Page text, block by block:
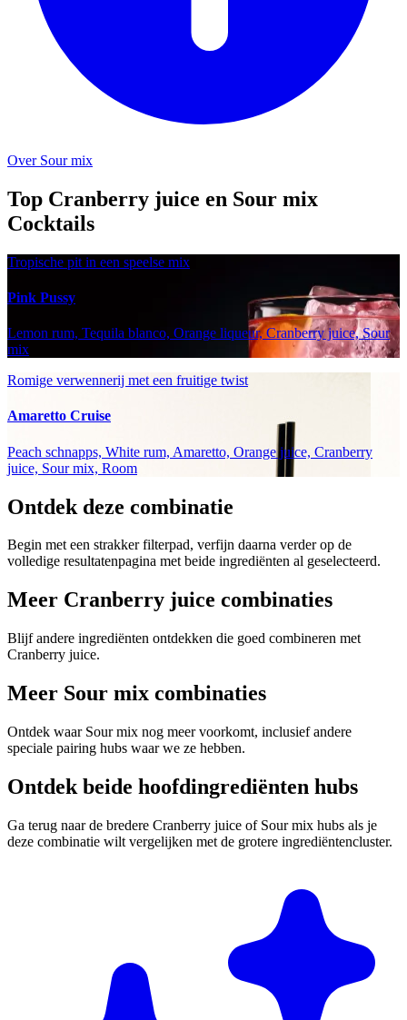
Over Sour mix
Top Cranberry juice en Sour mix
Cocktails
Tropische pit in een speelse mix
Pink Pussy
Lemon rum, Tequila blanco, Orange liqueur, Cranberry juice, Sour
mix
Romige verwennerij met een fruitige twist
Amaretto Cruise
Peach schnapps, White rum, Amaretto, Orange juice, Cranberry
juice, Sour mix, Room
Ontdek deze combinatie
Begin met een strakker filterpad, verfijn daarna verder op de
volledige resultatenpagina met beide ingrediënten al geselecteerd.
Meer Cranberry juice combinaties
Blijf andere ingrediënten ontdekken die goed combineren met
Cranberry juice.
Meer Sour mix combinaties
Ontdek waar Sour mix nog meer voorkomt, inclusief andere
speciale pairing hubs waar we ze hebben.
Ontdek beide hoofdingrediënten hubs
Ga terug naar de bredere Cranberry juice of Sour mix hubs als je
deze combinatie wilt vergelijken met de grotere ingrediëntencluster.